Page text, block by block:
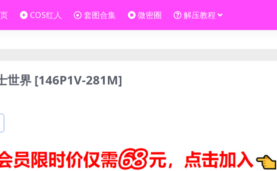
COS红人 套图合集 微密圈 解压教程
世界 [146P1V-281M]